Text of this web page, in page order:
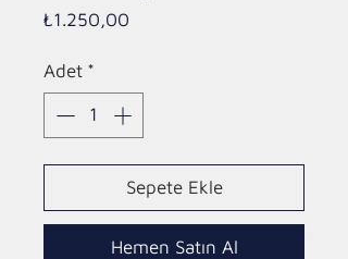
₺1.250,00
Adet *
Sepete Ekle
Hemen Satın Al